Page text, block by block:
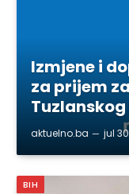
Izmjene i
za prijem
aktuelno.ba jul
BIH